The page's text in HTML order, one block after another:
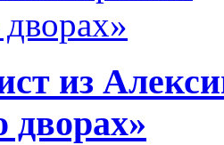
из
дворах»